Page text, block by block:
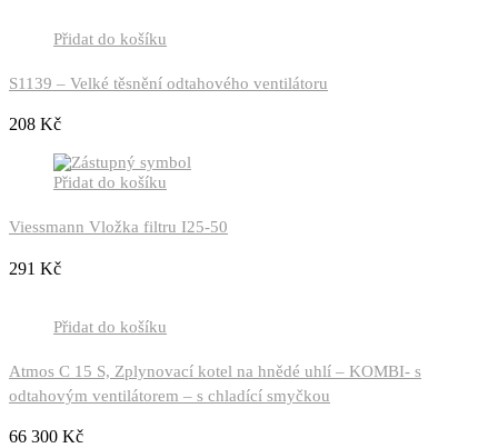
Přidat do košíku
S1139 – Velké těsnění odtahového ventilátoru
208 Kč
Přidat do košíku
Viessmann Vložka filtru I25-50
291 Kč
Přidat do košíku
Atmos C 15 S, Zplynovací kotel na hnědé uhlí – KOMBI- s
odtahovým ventilátorem – s chladící smyčkou
66 300 Kč